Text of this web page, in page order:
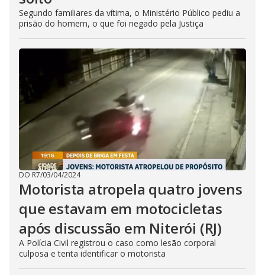
Segundo familiares da vítima, o Ministério Público pediu a
prisão do homem, o que foi negado pela Justiça
DO R7/03/04/2024
Motorista atropela quatro jovens
que estavam em motocicletas
após discussão em Niterói (RJ)
A Polícia Civil registrou o caso como lesão corporal
culposa e tenta identificar o motorista